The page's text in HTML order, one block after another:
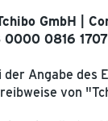
GmbH |
0000 0816
Angabe des
von